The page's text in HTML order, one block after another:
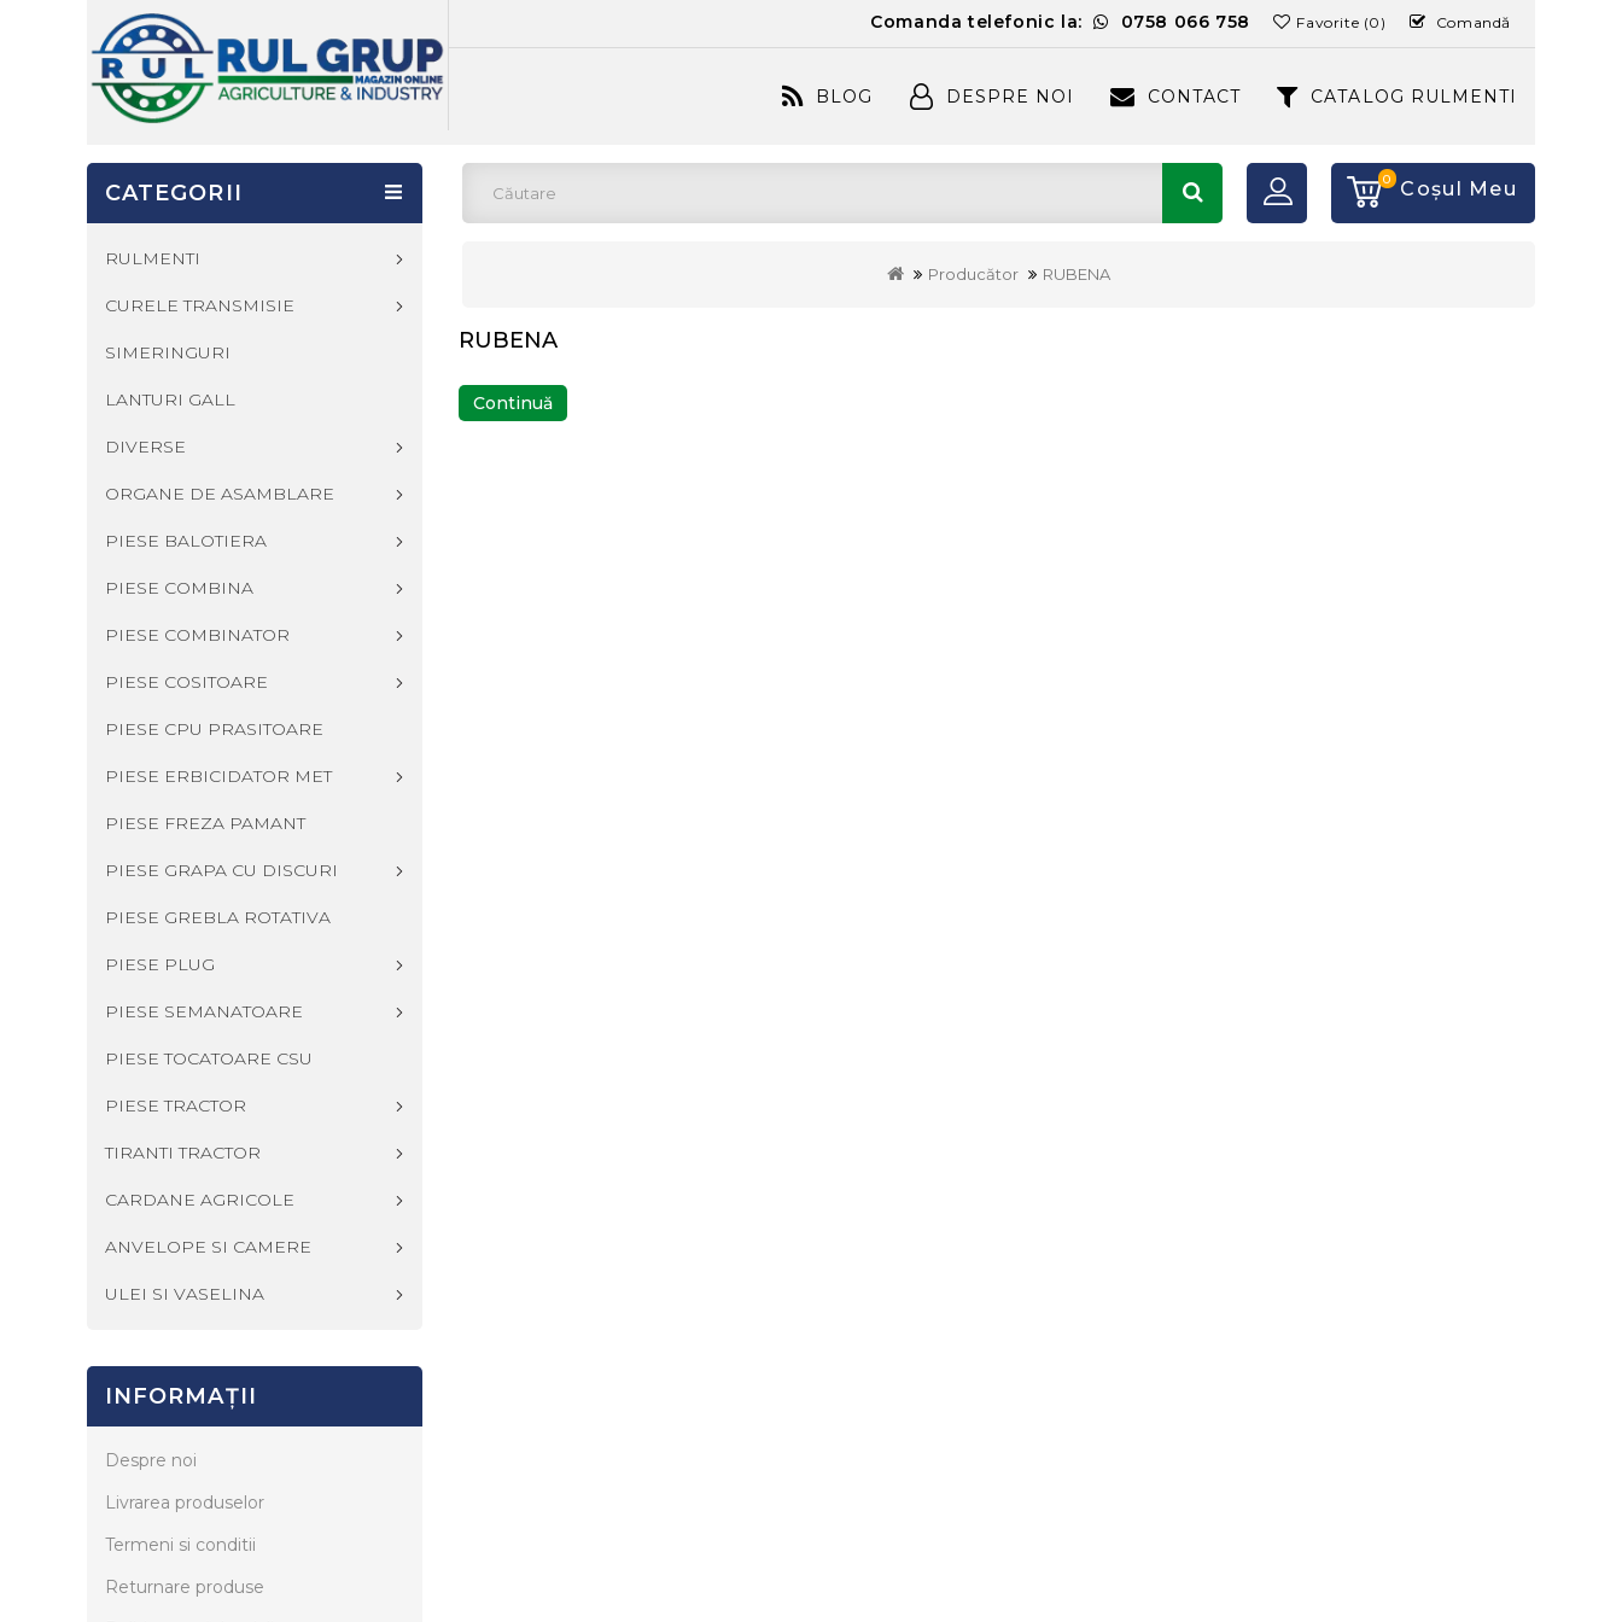
Comanda telefonic la: 0758 066 758 Favorite (0) Comandă
BLOG DESPRE NOI CONTACT CATALOG RULMENTI
0 Coşul Meu
Producător RUBENA
CATEGORII
RULMENTI
CURELE TRANSMISIE
SIMERINGURI
LANTURI GALL
DIVERSE
ORGANE DE ASAMBLARE
PIESE BALOTIERA
PIESE COMBINA
PIESE COMBINATOR
PIESE COSITOARE
PIESE CPU PRASITOARE
PIESE ERBICIDATOR MET
PIESE FREZA PAMANT
PIESE GRAPA CU DISCURI
PIESE GREBLA ROTATIVA
PIESE PLUG
PIESE SEMANATOARE
PIESE TOCATOARE CSU
PIESE TRACTOR
TIRANTI TRACTOR
CARDANE AGRICOLE
ANVELOPE SI CAMERE
ULEI SI VASELINA
INFORMAŢII
Despre noi
Livrarea produselor
Termeni si conditii
Returnare produse
RUBENA
Continuă